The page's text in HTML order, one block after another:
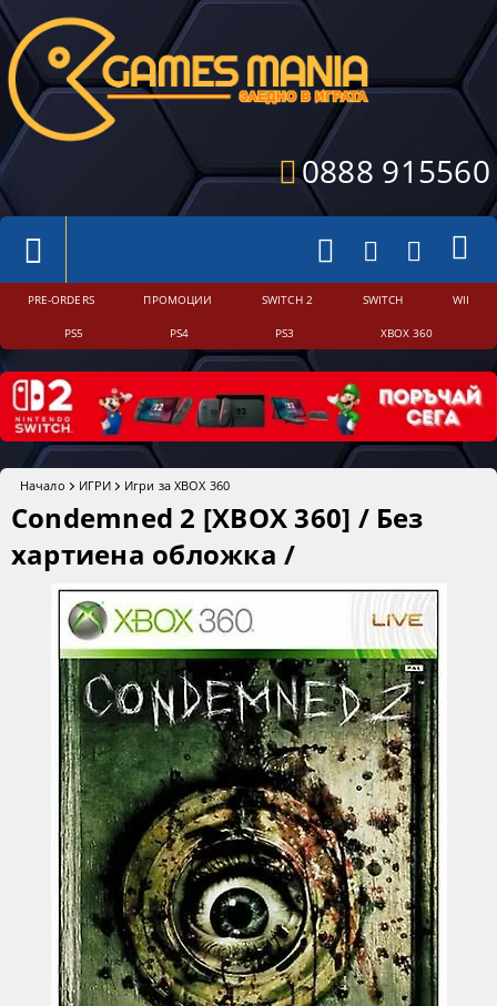
0888 915560
PRE-ORDERS ПРОМОЦИИ SWITCH 2 SWITCH WII
PS5 PS4 PS3 XBOX 360
Начало ИГРИ Игри за XBOX 360
Condemned 2 [XBOX 360] / Без
хартиена обложка /